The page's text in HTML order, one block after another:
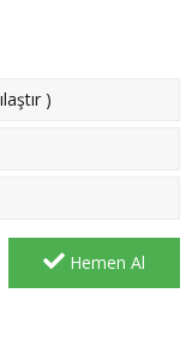
)
Hemen Al